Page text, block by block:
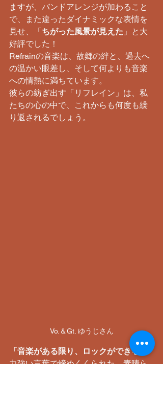
ますが、バンドアレンジが加わること
で、また違ったダイナミックな表情を
見せ、「ちがった風景が見えた 」と大
好評でした！​
Refrainの音楽は、故郷の絆と、過去へ
の温かい眼差し、そして何よりも音楽
への情熱に満ちています。
​彼らの紡ぎ出す「リフレイン」は、私
たちの心の中で、これからも何度も繰
り返されるでしょう。
Vo.＆Gt. ゆうじさん
「音楽がある限り、ロックができる」
​力強い言葉で締めくくられた、素晴ら